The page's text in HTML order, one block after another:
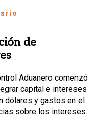
de
Aduanero comenzó
capital e intereses
dólares y gastos en el
sobre los intereses.